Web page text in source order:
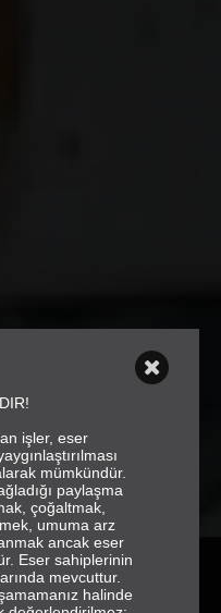
işler, eser
mümkündür.
paylaşma
çoğaltmak,
umuma arz
ancak eser
Eser sahiplerinin
mevcuttur.
halinde